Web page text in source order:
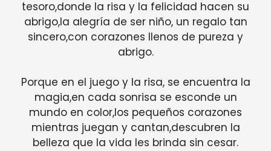
tesoro,donde la risa y la felicidad hacen su
abrigo,la alegría de ser niño, un regalo tan
sincero,con corazones llenos de pureza y
abrigo.
Porque en el juego y la risa, se encuentra la
magia,en cada sonrisa se esconde un
mundo en color,los pequeños corazones
mientras juegan y cantan,descubren la
belleza que la vida les brinda sin cesar.